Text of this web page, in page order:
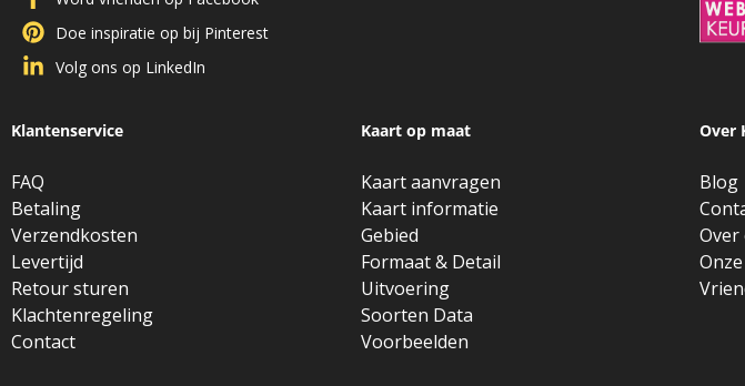
Doe inspiratie op bij Pinterest
Volg ons op LinkedIn
Klantenservice
FAQ
Betaling
Verzendkosten
Levertijd
Retour sturen
Klachtenregeling
Contact
Kaart op maat
Kaart aanvragen
Kaart informatie
Gebied
Formaat & Detail
Uitvoering
Soorten Data
Voorbeelden
Over
Blog
Over